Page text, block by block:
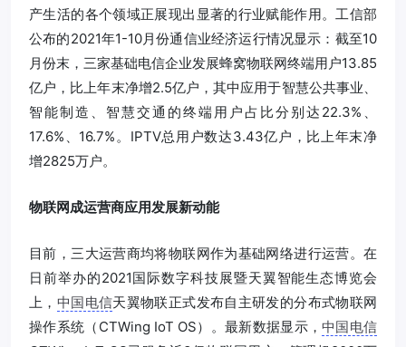
产生活的各个领域正展现出显著的行业赋能作用。工信部
公布的2021年1-10月份通信业经济运行情况显示：截至10
月份末，三家基础电信企业发展蜂窝物联网终端用户13.85
亿户，比上年末净增2.5亿户，其中应用于智慧公共事业、
智能制造、智慧交通的终端用户占比分别达22.3%、
17.6%、16.7%。IPTV总用户数达3.43亿户，比上年末净
增2825万户。
物联网成运营商应用发展新动能
目前，三大运营商均将物联网作为基础网络进行运营。在
日前举办的2021国际数字科技展暨天翼智能生态博览会
上， 中国电信天翼物联正式发布自主研发的分布式物联网
操作系统（CTWing IoT OS）。最新数据显示，中国电信